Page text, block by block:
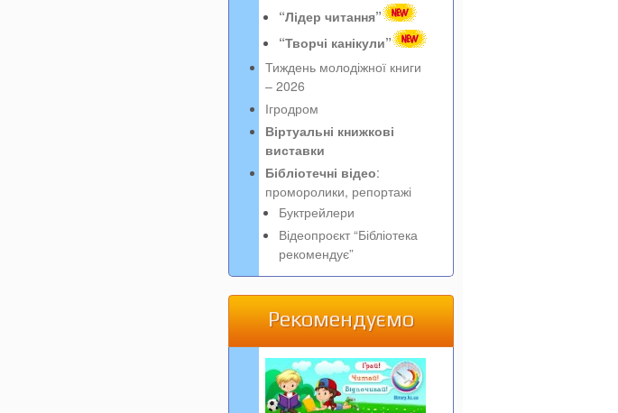
“Лідер читання”
“Творчі канікули”
Тиждень молодіжної книги
– 2026
Ігродром
Віртуальні книжкові
виставки
Бібліотечні відео:
проморолики, репортажі
Буктрейлери
Відеопроєкт “Бібліотека
рекомендує”
Рекомендуємо